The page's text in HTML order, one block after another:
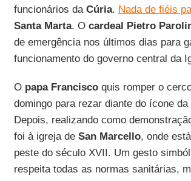
funcionários da Cúria. Nada de fiéis
Santa Marta. O cardeal Pietro
de emergência nos últimos dias para
funcionamento do governo central da
O papa Franciscoquis romper o
domingo para rezar diante do ícone
Depois, realizando como
foi à igreja de San Marcello, onde
peste do século XVII. Um gesto
respeita todas as normas sanitárias,